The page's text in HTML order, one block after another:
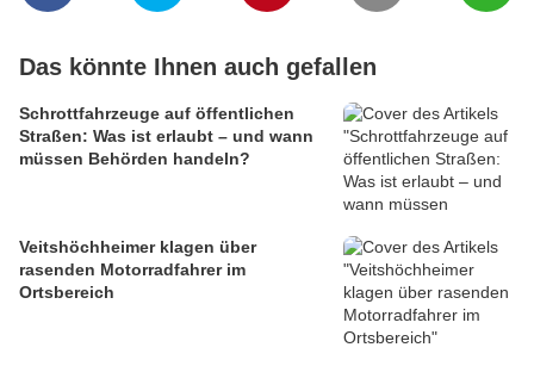
Das könnte Ihnen auch gefallen
Schrottfahrzeuge auf öffentlichen
Straßen: Was ist erlaubt – und wann
müssen Behörden handeln?
Veitshöchheimer klagen über
rasenden Motorradfahrer im
Ortsbereich